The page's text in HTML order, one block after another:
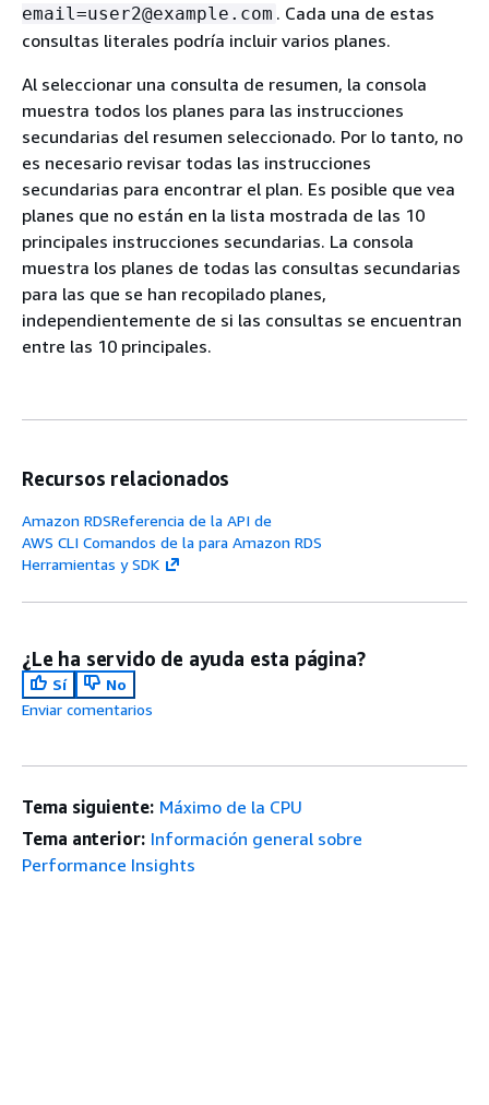
email=user2@example.com . Cada una de estas
consultas literales podría incluir varios planes.
Al seleccionar una consulta de resumen, la consola
muestra todos los planes para las instrucciones
secundarias del resumen seleccionado. Por lo tanto, no
es necesario revisar todas las instrucciones
secundarias para encontrar el plan. Es posible que vea
planes que no están en la lista mostrada de las 10
principales instrucciones secundarias. La consola
muestra los planes de todas las consultas secundarias
para las que se han recopilado planes,
independientemente de si las consultas se encuentran
entre las 10 principales.
Recursos relacionados
Amazon RDSReferencia de la API de
AWS CLI Comandos de la para Amazon RDS
Herramientas y SDK
¿Le ha servido de ayuda esta página?
Sí
No
Enviar comentarios
Tema siguiente: Máximo de la CPU
Tema anterior: Información general sobre
Performance Insights